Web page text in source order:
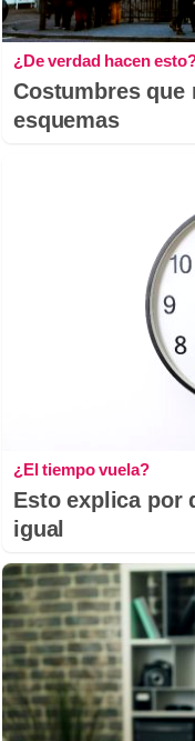
¿De verdad hacen
Costumbres que
esquemas
¿El tiempo vuela?
Esto explica por
igual